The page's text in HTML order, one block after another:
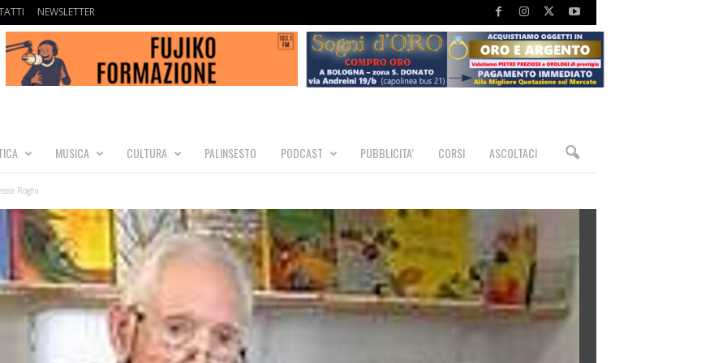
NEWSLETTER
MUSICA CULTURA PALINSESTO PODCAST PUBBLICITA’ CORSI ASCOLTACI
Roghi